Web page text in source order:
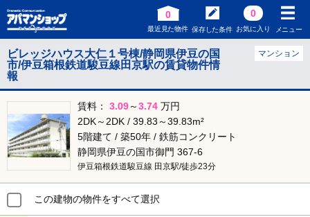
0
最近見た物件 保存した条件
0
お気に入り メニュー
ビレッジハウス大仁１号棟/静岡県伊豆の国
市/伊豆箱根鉄道駿豆線田京駅の賃貸物件情
報
マンション
賃料： 3.09～3.74 万円
2DK～2DK / 39.83～39.83m²
5階建て / 築50年 / 鉄筋コンクリート
静岡県伊豆の国市御門 367-6
伊豆箱根鉄道駿豆線 田京駅/徒歩23分
この建物の物件をすべて選択